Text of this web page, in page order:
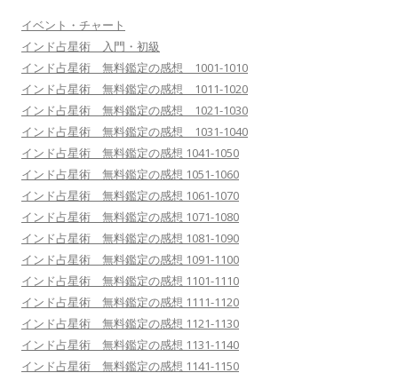
イベント・チャート
インド占星術 入門・初級
インド占星術 無料鑑定の感想 1001-1010
インド占星術 無料鑑定の感想 1011-1020
インド占星術 無料鑑定の感想 1021-1030
インド占星術 無料鑑定の感想 1031-1040
インド占星術 無料鑑定の感想 1041-1050
インド占星術 無料鑑定の感想 1051-1060
インド占星術 無料鑑定の感想 1061-1070
インド占星術 無料鑑定の感想 1071-1080
インド占星術 無料鑑定の感想 1081-1090
インド占星術 無料鑑定の感想 1091-1100
インド占星術 無料鑑定の感想 1101-1110
インド占星術 無料鑑定の感想 1111-1120
インド占星術 無料鑑定の感想 1121-1130
インド占星術 無料鑑定の感想 1131-1140
インド占星術 無料鑑定の感想 1141-1150